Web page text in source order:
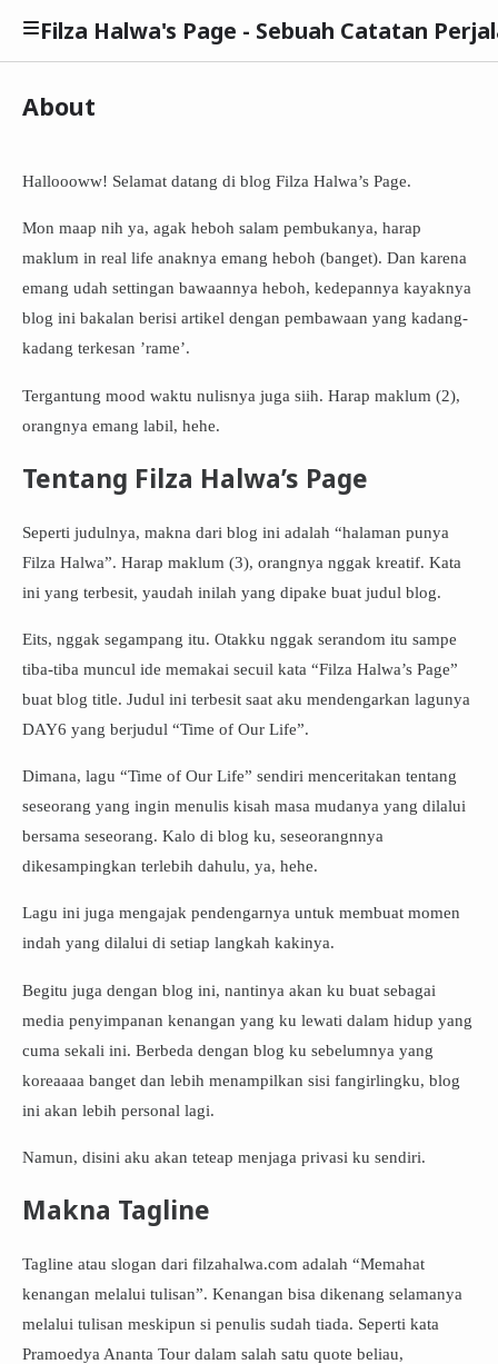
Filza Halwa's Page - Sebuah Catatan
About
Halloooww! Selamat datang di blog Filza Halwa’s Page.
Mon maap nih ya, agak heboh salam pembukanya, harap
maklum in real life anaknya emang heboh (banget). Dan karena
emang udah settingan bawaannya heboh, kedepannya kayaknya
blog ini bakalan berisi artikel dengan pembawaan yang kadang-
kadang terkesan ’rame’.
Tergantung mood waktu nulisnya juga siih. Harap maklum (2),
orangnya emang labil, hehe.
Tentang Filza Halwa’s Page
Seperti judulnya, makna dari blog ini adalah “halaman punya
Filza Halwa”. Harap maklum (3), orangnya nggak kreatif. Kata
ini yang terbesit, yaudah inilah yang dipake buat judul blog.
Eits, nggak segampang itu. Otakku nggak serandom itu sampe
tiba-tiba muncul ide memakai secuil kata “Filza Halwa’s Page”
buat blog title. Judul ini terbesit saat aku mendengarkan lagunya
DAY6 yang berjudul “Time of Our Life”.
Dimana, lagu “Time of Our Life” sendiri menceritakan tentang
seseorang yang ingin menulis kisah masa mudanya yang dilalui
bersama seseorang. Kalo di blog ku, seseorangnnya
dikesampingkan terlebih dahulu, ya, hehe.
Lagu ini juga mengajak pendengarnya untuk membuat momen
indah yang dilalui di setiap langkah kakinya.
Begitu juga dengan blog ini, nantinya akan ku buat sebagai
media penyimpanan kenangan yang ku lewati dalam hidup yang
cuma sekali ini. Berbeda dengan blog ku sebelumnya yang
koreaaaa banget dan lebih menampilkan sisi fangirlingku, blog
ini akan lebih personal lagi.
Namun, disini aku akan teteap menjaga privasi ku sendiri.
Makna Tagline
Tagline atau slogan dari filzahalwa.com adalah “Memahat
kenangan melalui tulisan”. Kenangan bisa dikenang selamanya
melalui tulisan meskipun si penulis sudah tiada. Seperti kata
Pramoedya Ananta Tour dalam salah satu quote beliau,